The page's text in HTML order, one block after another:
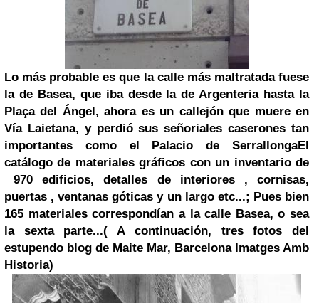
Lo más probable es que la calle más maltratada fuese
la de Basea, que iba desde la de Argenteria hasta la
Plaça del Ángel, ahora es un callejón que muere en
Vía Laietana, y perdió sus señoriales caserones tan
importantes comoel Palacio de SerrallongaEl
catálogo de materiales gráficos con un inventario de
970 edificios, detalles de interiores , cornisas,
puertas , ventanas góticas y un largo etc...; Pues bien
165 materiales correspondían a la calle Basea, o sea
la sextaparte...( A continuación, tres fotos del
estupendo blog de Maite Mar, Barcelona Imatges Amb
Historia)